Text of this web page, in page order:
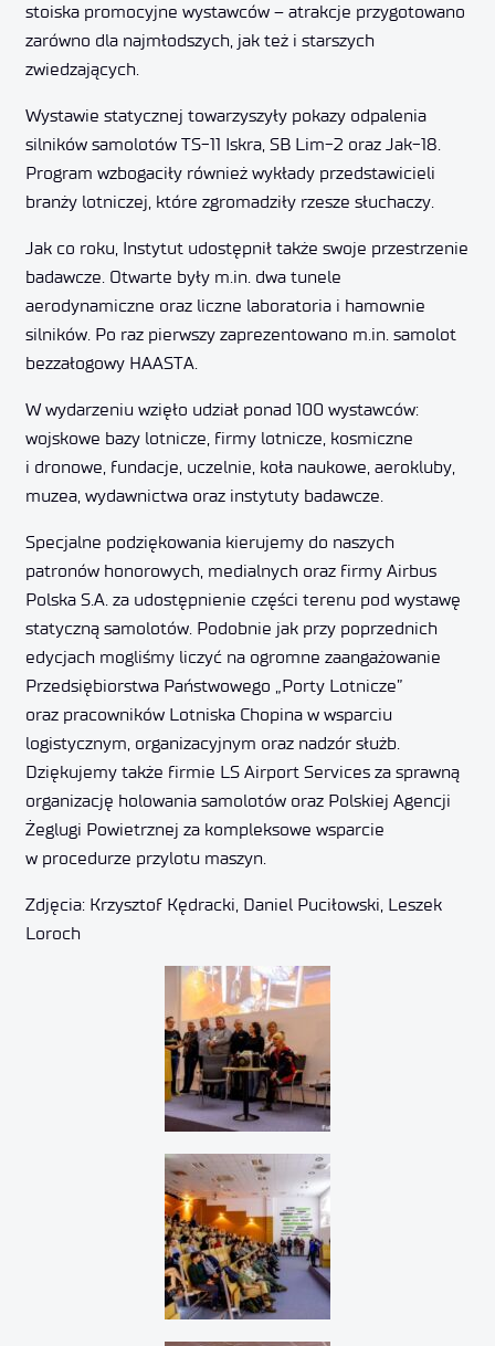
stoiska promocyjne wystawców – atrakcje przygotowano
zarówno dla najmłodszych, jak też i starszych
zwiedzających.
Wystawie statycznej towarzyszyły pokazy odpalenia
silników samolotów TS-11 Iskra, SB Lim-2 oraz Jak-18.
Program wzbogaciły również wykłady przedstawicieli
branży lotniczej, które zgromadziły rzesze słuchaczy.
Jak co roku, Instytut udostępnił także swoje przestrzenie
badawcze. Otwarte były m.in. dwa tunele
aerodynamiczne oraz liczne laboratoria i hamownie
silników. Po raz pierwszy zaprezentowano m.in. samolot
bezzałogowy HAASTA.
W wydarzeniu wzięło udział ponad 100 wystawców:
wojskowe bazy lotnicze, firmy lotnicze, kosmiczne
i dronowe, fundacje, uczelnie, koła naukowe, aerokluby,
muzea, wydawnictwa oraz instytuty badawcze.
Specjalne podziękowania kierujemy do naszych
patronów honorowych, medialnych oraz firmy Airbus
Polska S.A. za udostępnienie części terenu pod wystawę
statyczną samolotów. Podobnie jak przy poprzednich
edycjach mogliśmy liczyć na ogromne zaangażowanie
Przedsiębiorstwa Państwowego „Porty Lotnicze”
oraz pracowników Lotniska Chopina w wsparciu
logistycznym, organizacyjnym oraz nadzór służb.
Dziękujemy także firmie LS Airport Services za sprawną
organizację holowania samolotów oraz Polskiej Agencji
Żeglugi Powietrznej za kompleksowe wsparcie
w procedurze przylotu maszyn.
Zdjęcia: Krzysztof Kędracki, Daniel Puciłowski, Leszek
Loroch